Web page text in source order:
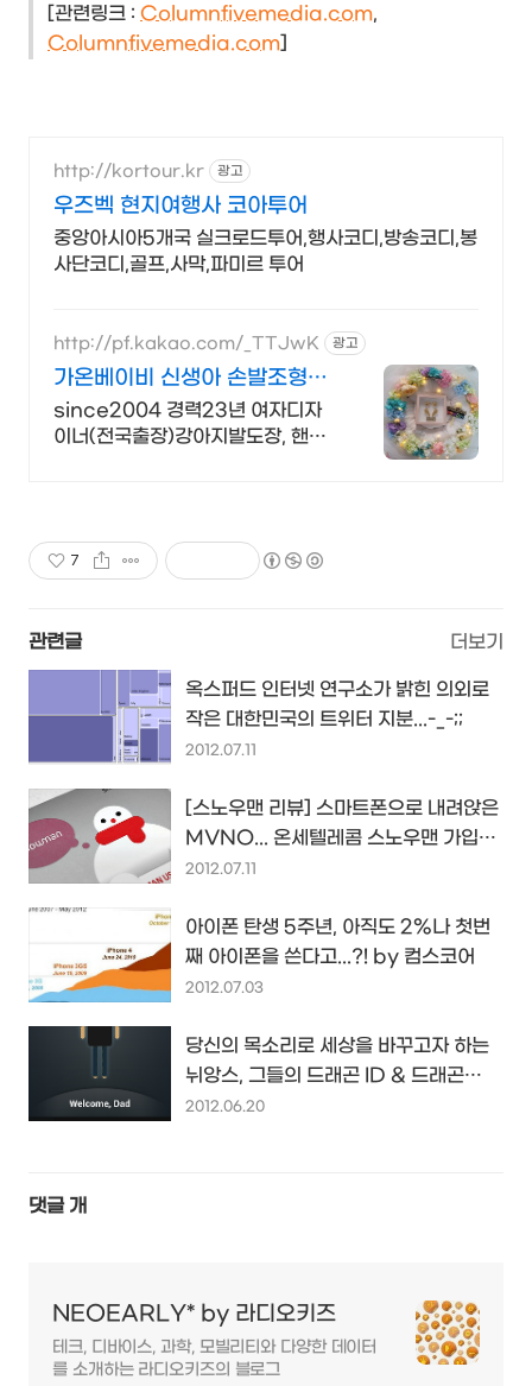
[관련링크 : Columnfivemedia.com,
Columnfivemedia.com]
http://kortour.kr 광고
우즈벡 현지여행사 코아투어
중앙아시아5개국 실크로드투어,행사코디,방송코디,봉
사단코디,골프,사막,파미르 투어
http://pf.kakao.com/_TTJwK 광고
가온베이비 신생아 손발조형물
11가지색상 국내 첫출시!
since2004 경력23년 여자디자
이너(전국출장)강아지발도장, 핸드
7
관련글 더보기
옥스퍼드 인터넷 연구소가 밝힌 의외로
작은 대한민국의 트위터 지분...-_-;;
2012.07.11
[스노우맨 리뷰] 스마트폰으로 내려앉은
MVNO... 온세텔레콤 스노우맨 가입
기...
2012.07.11
아이폰 탄생 5주년, 아직도 2%나 첫번
째 아이폰을 쓴다고...?! by 컴스코어
2012.07.03
당신의 목소리로 세상을 바꾸고자 하는
뉘앙스, 그들의 드래곤 ID & 드래곤
TV...
2012.06.20
댓글 개
NEOEARLY* by 라디오키즈
테크, 디바이스, 과학, 모빌리티와 다양한 데이터
를 소개하는 라디오키즈의 블로그